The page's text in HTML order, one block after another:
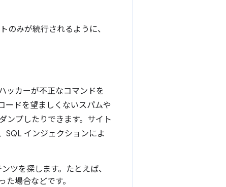
のみが続行されるように、
ッカーが不正なコマンドを
ードを望ましくないスパムや
ンプしたりできます。サイト
SQL インジェクションによ
ツを探します。たとえば、
場合などです。